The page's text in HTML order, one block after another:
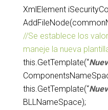
XmlElement
//Se establece los
maneje la nueva
this.GetTemplate(“
this.GetTemplate(“
BLLNameSpace);